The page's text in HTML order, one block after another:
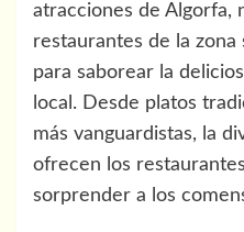
atracciones de Algorfa,
restaurantes de la
para saborear la
local. Desde platos
más vanguardistas, la
ofrecen los
sorprender a los